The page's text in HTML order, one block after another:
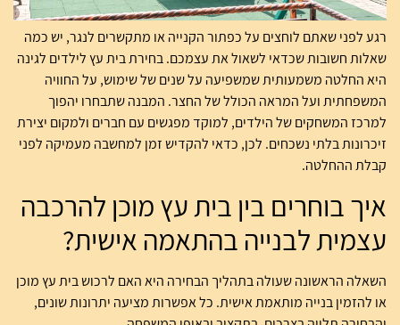
רגע לפני שאתם לוחצים על כפתור הקנייה או מתקשרים לנגר, יש כמה
שאלות חשובות שכדאי לשאול את עצמכם. בחירת בית עץ לילדים לגינה
היא החלטה משמעותית שמשפיעה על שנים של שימוש, על החוויה
המשפחתית ועל המראה הכולל של החצר. המבנה שתבחרו יהפוך
למרכז המשחקים של הילדים, למוקד מפגשים עם חברים ולמקום יצירת
זיכרונות בלתי נשכחים. לכן, כדאי להקדיש זמן למחשבה מעמיקה לפני
קבלת ההחלטה.
איך בוחרים בין בית עץ מוכן להרכבה
עצמית לבנייה בהתאמה אישית?
השאלה הראשונה שעולה בתהליך הבחירה היא האם לרכוש בית עץ מוכן
או להזמין בנייה מותאמת אישית. כל אפשרות מציעה יתרונות שונים,